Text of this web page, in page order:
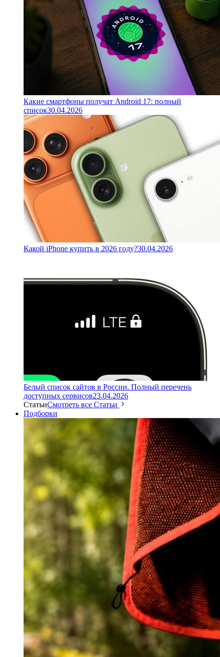
Какие смартфоны получат Android 17: полный
список30.04.2026
Какой iPhone купить в 2026 году?30.04.2026
Белый список сайтов в России. Полный перечень
доступных сервисов23.04.2026
СтатьиСмотреть все Статьи
Подборки